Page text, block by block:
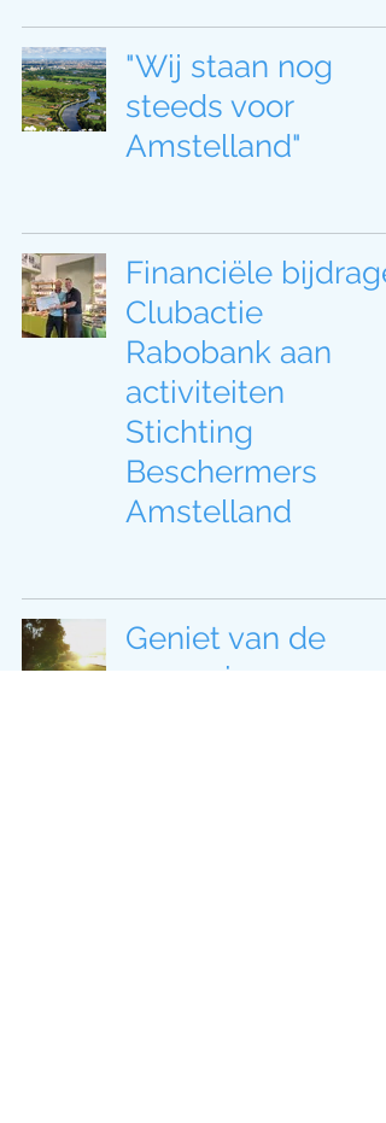
"Wij staan nog
steeds voor
Amstelland"
Financiële bijdrage
Clubactie
Rabobank aan
activiteiten
Stichting
Beschermers
Amstelland
Geniet van de
zomer in